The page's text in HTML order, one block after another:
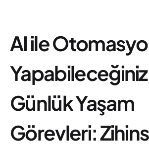
AI ile
Yapabileceğiniz
Günlük Yaşam
Görevleri: